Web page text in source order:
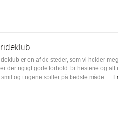
er en af de steder, som vi holder
der rigtigt gode forhold for hestene og alt
smil og tingene spiller på bedste måde. ...